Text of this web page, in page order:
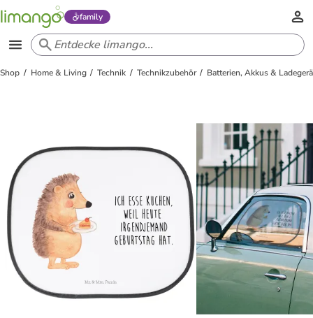
family
Shop Home & Living Technik Technikzubehör Batterien, Akkus &